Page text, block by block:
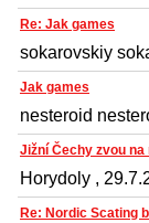
Re: Jak games
sokarovskiy
Jak games
nesteroid
Jižní Čechy zvou na
Horydoly ,
Re: Nordic Scating